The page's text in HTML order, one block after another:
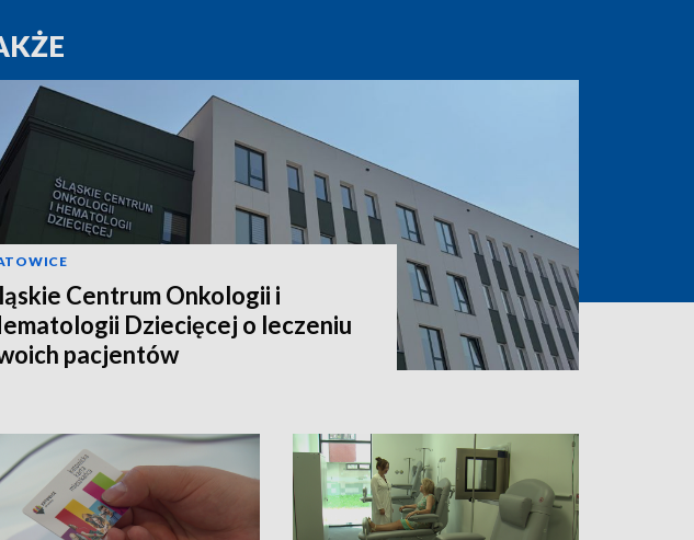
Centrum Onkologii i
Dziecięcej o leczeniu
pacjentów